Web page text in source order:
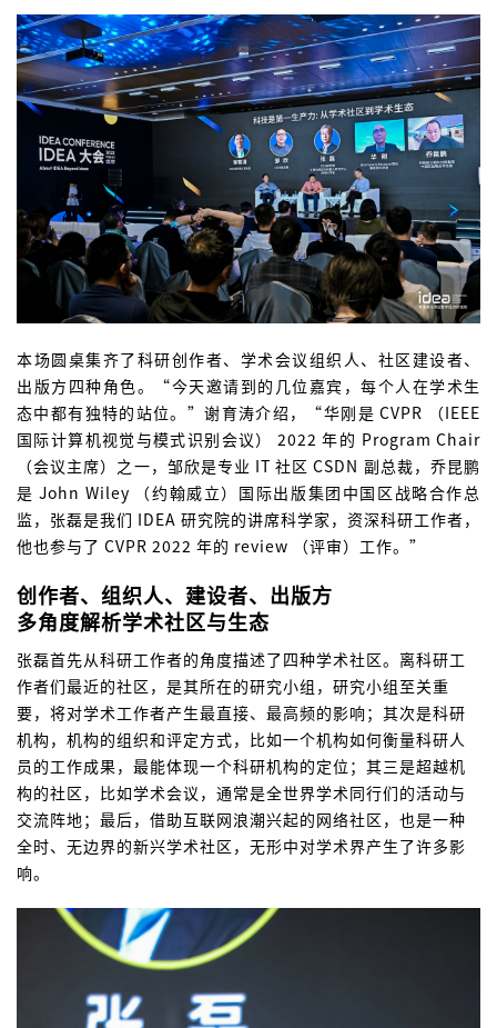
本场圆桌集齐了科研创作者、学术会议组织人、社区建设者、
出版方四种角色。“今天邀请到的几位嘉宾，每个人在学术生
态中都有独特的站位。”谢育涛介绍，“华刚是 CVPR （IEEE
国际计算机视觉与模式识别会议） 2022 年的 Program Chair
（会议主席）之一，邹欣是专业 IT 社区 CSDN 副总裁，乔昆鹏
是 John Wiley （约翰威立）国际出版集团中国区战略合作总
监，张磊是我们 IDEA 研究院的讲席科学家，资深科研工作者，
他也参与了 CVPR 2022 年的 review （评审）工作。”
创作者、组织人、建设者、出版方
多角度解析学术社区与生态
张磊首先从科研工作者的角度描述了四种学术社区。离科研工
作者们最近的社区，是其所在的研究小组，研究小组至关重
要，将对学术工作者产生最直接、最高频的影响；其次是科研
机构，机构的组织和评定方式，比如一个机构如何衡量科研人
员的工作成果，最能体现一个科研机构的定位；其三是超越机
构的社区，比如学术会议，通常是全世界学术同行们的活动与
交流阵地；最后，借助互联网浪潮兴起的网络社区，也是一种
全时、无边界的新兴学术社区，无形中对学术界产生了许多影
响。